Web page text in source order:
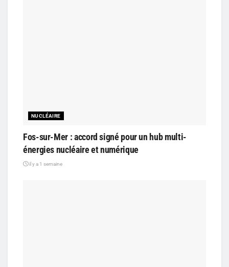
NUCLÉAIRE
Fos-sur-Mer : accord signé pour un hub multi-
énergies nucléaire et numérique
il y a 1 semaine